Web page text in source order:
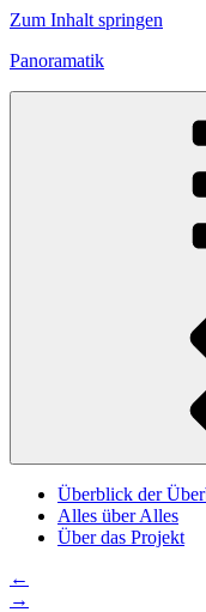
Zum Inhalt springen
Panoramatik
Überblick der
Alles über Alles
Über das Projekt
←
→